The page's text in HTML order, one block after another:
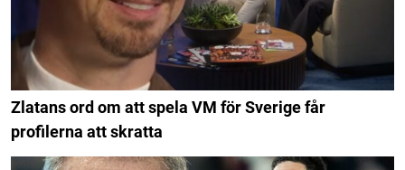
Zlatans ord om att spela VM för Sverige får
profilerna att skratta